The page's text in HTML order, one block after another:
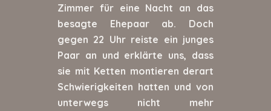
Zimmer für eine Nacht an das
besagte Ehepaar ab. Doch
gegen 22 Uhr reiste ein junges
Paar an und erklärte uns, dass
sie mit Ketten montieren derart
Schwierigkeiten hatten und von
unterwegs nicht mehr